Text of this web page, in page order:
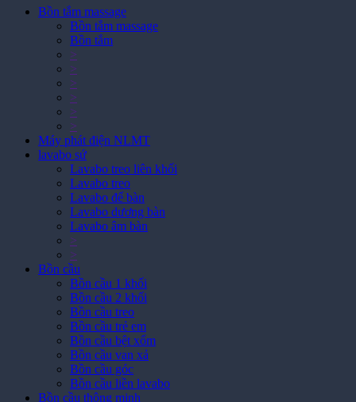
Bồn tắm massage
Bồn tắm
>
>
>
>
>
>
Máy phát điện NLMT
lavabo sứ
Lavabo treo liên khối
Lavabo treo
Lavabo để bàn
Lavabo dương bàn
Lavabo âm bàn
>
>
Bồn cầu
Bồn cầu 1 khối
Bồn cầu 2 khối
Bồn cầu treo
Bồn cầu trẻ em
Bồn cầu bệt xổm
Bồn cầu van xả
Bồn cầu góc
Bồn cầu liền lavabo
Bồn cầu thông minh
Bồn cầu thông minh